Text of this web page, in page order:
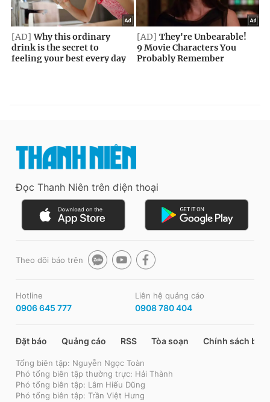
Đọc Thanh Niên trên điện thoại
Theo dõi báo trên
Hotline
0906 645 777
Liên hệ quảng cáo
0908 780 404
Đặt báo Quảng cáo RSS Tòa soạn Chính sách bảo
Tổng biên tập: Nguyễn Ngọc Toàn
Phó tổng biên tập thường trực: Hải Thành
Phó tổng biên tập: Lâm Hiếu Dũng
Phó tổng biên tập: Trần Việt Hưng